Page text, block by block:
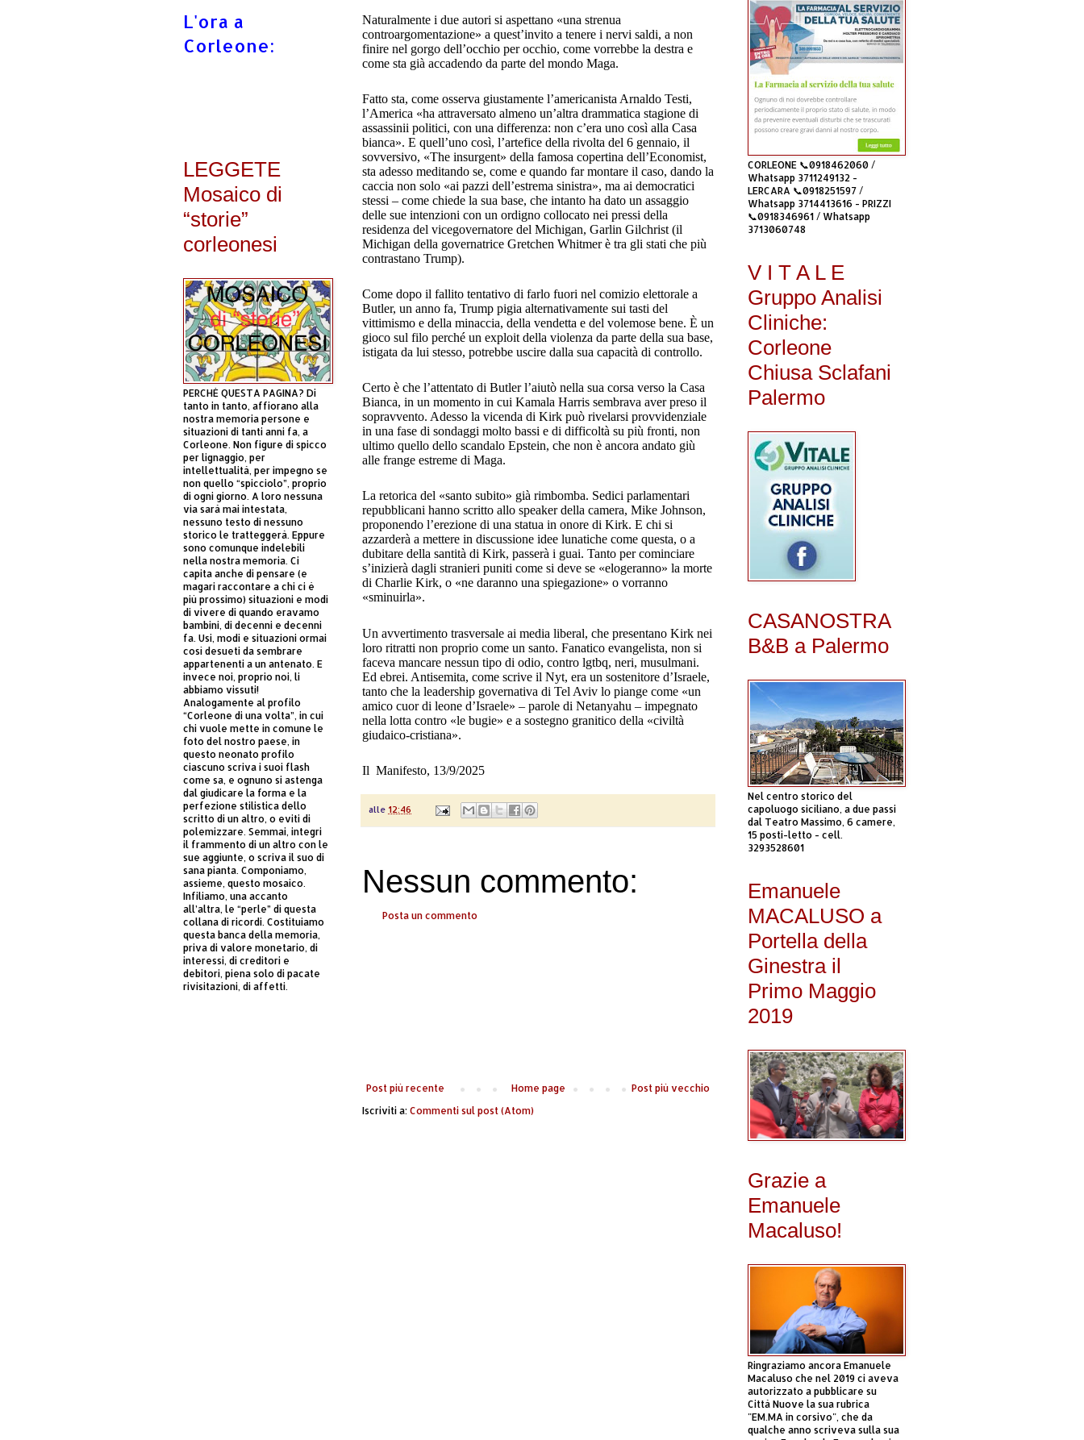
Naturalmente i due autori si aspettano «una strenua
controargomentazione» a quest’invito a tenere i nervi saldi, a non
finire nel gorgo dell’occhio per occhio, come vorrebbe la destra e
come sta già accadendo da parte del mondo Maga.
Fatto sta, come osserva giustamente l’americanista Arnaldo Testi,
l’America «ha attraversato almeno un’altra drammatica stagione di
assassinii politici, con una differenza: non c’era uno così alla Casa
bianca». E quell’uno così, l’artefice della rivolta del 6 gennaio, il
sovversivo, «The insurgent» della famosa copertina dell’Economist,
sta adesso meditando se, come e quando far montare il caso, dando la
caccia non solo «ai pazzi dell’estrema sinistra», ma ai democratici
stessi – come chiede la sua base, che intanto ha dato un assaggio
delle sue intenzioni con un ordigno collocato nei pressi della
residenza del vicegovernatore del Michigan, Garlin Gilchrist (il
Michigan della governatrice Gretchen Whitmer è tra gli stati che più
contrastano Trump).
Come dopo il fallito tentativo di farlo fuori nel comizio elettorale a
Butler, un anno fa, Trump pigia alternativamente sui tasti del
vittimismo e della minaccia, della vendetta e del volemose bene. È un
gioco sul filo perché un exploit della violenza da parte della sua base,
istigata da lui stesso, potrebbe uscire dalla sua capacità di controllo.
Certo è che l’attentato di Butler l’aiutò nella sua corsa verso la Casa
Bianca, in un momento in cui Kamala Harris sembrava aver preso il
sopravvento. Adesso la vicenda di Kirk può rivelarsi provvidenziale
in una fase di sondaggi molto bassi e di difficoltà su più fronti, non
ultimo quello dello scandalo Epstein, che non è ancora andato giù
alle frange estreme di Maga.
La retorica del «santo subito» già rimbomba. Sedici parlamentari
repubblicani hanno scritto allo speaker della camera, Mike Johnson,
proponendo l’erezione di una statua in onore di Kirk. E chi si
azzarderà a mettere in discussione idee lunatiche come questa, o a
dubitare della santità di Kirk, passerà i guai. Tanto per cominciare
s’inizierà dagli stranieri puniti come si deve se «elogeranno» la morte
di Charlie Kirk, o «ne daranno una spiegazione» o vorranno
«sminuirla».
Un avvertimento trasversale ai media liberal, che presentano Kirk nei
loro ritratti non proprio come un santo. Fanatico evangelista, non si
faceva mancare nessun tipo di odio, contro lgtbq, neri, musulmani.
Ed ebrei. Antisemita, come scrive il Nyt, era un sostenitore d’Israele,
tanto che la leadership governativa di Tel Aviv lo piange come «un
amico cuor di leone d’Israele» – parole di Netanyahu – impegnato
nella lotta contro «le bugie» e a sostegno granitico della «civiltà
giudaico-cristiana».
Il Manifesto, 13/9/2025
alle 12:46
Nessun commento:
Posta un commento
Post più recente Post più vecchio
Home page
Iscriviti a: Commenti sul post (Atom)
L'ora a
Corleone:
LEGGETE
Mosaico di
“storie”
corleonesi
PERCHÈ QUESTA PAGINA? Di
tanto in tanto, affiorano alla
nostra memoria persone e
situazioni di tanti anni fa, a
Corleone. Non figure di spicco
per lignaggio, per
intellettualità, per impegno se
non quello “spicciolo”, proprio
di ogni giorno. A loro nessuna
via sarà mai intestata,
nessuno testo di nessuno
storico le tratteggerà. Eppure
sono comunque indelebili
nella nostra memoria. Ci
capita anche di pensare (e
magari raccontare a chi ci è
più prossimo) situazioni e modi
di vivere di quando eravamo
bambini, di decenni e decenni
fa. Usi, modi e situazioni ormai
così desueti da sembrare
appartenenti a un antenato. E
invece noi, proprio noi, li
abbiamo vissuti!
Analogamente al profilo
“Corleone di una volta”, in cui
chi vuole mette in comune le
foto del nostro paese, in
questo neonato profilo
ciascuno scriva i suoi flash
come sa, e ognuno si astenga
dal giudicare la forma e la
perfezione stilistica dello
scritto di un altro, o eviti di
polemizzare. Semmai, integri
il frammento di un altro con le
sue aggiunte, o scriva il suo di
sana pianta. Componiamo,
assieme, questo mosaico.
Infiliamo, una accanto
all’altra, le “perle” di questa
collana di ricordi. Costituiamo
questa banca della memoria,
priva di valore monetario, di
interessi, di creditori e
debitori, piena solo di pacate
rivisitazioni, di affetti.
CORLEONE 📞0918462060 /
Whatsapp 3711249132 -
LERCARA 📞0918251597 /
Whatsapp 3714413616 - PRIZZI
📞0918346961 / Whatsapp
3713060748
V I T A L E
Gruppo Analisi
Cliniche:
Corleone
Chiusa Sclafani
Palermo
CASANOSTRA
B&B a Palermo
Nel centro storico del
capoluogo siciliano, a due passi
dal Teatro Massimo, 6 camere,
15 posti-letto - cell.
3293528601
Emanuele
MACALUSO a
Portella della
Ginestra il
Primo Maggio
2019
Grazie a
Emanuele
Macaluso!
Ringraziamo ancora Emanuele
Macaluso che nel 2019 ci aveva
autorizzato a pubblicare su
Città Nuove la sua rubrica
"EM.MA in corsivo", che da
qualche anno scriveva sulla sua